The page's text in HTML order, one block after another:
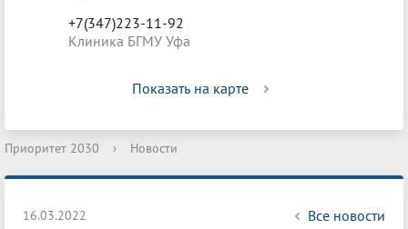
+7(347)223-11-92
Клиника БГМУ Уфа
Показать на карте
Приоритет 2030 › Новости
16.03.2022 Все новости